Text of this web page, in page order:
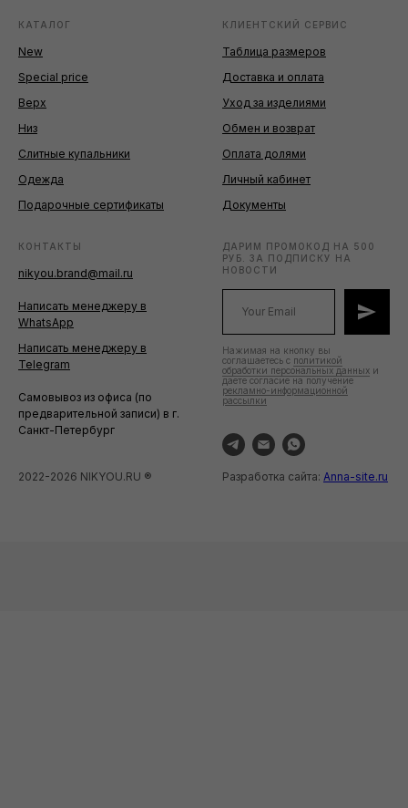
КАТАЛОГ
New
Special price
Верх
Низ
Слитные купальники
Одежда
Подарочные сертификаты
КЛИЕНТСКИЙ СЕРВИС
Таблица размеров
Доставка и оплата
Уход за изделиями
Обмен и возврат
Оплата долями
Личный кабинет
Документы
КОНТАКТЫ
nikyou.brand@mail.ru
Написать менеджеру в
WhatsApp
Написать менеджеру в
Telegram
Самовывоз из офиса (по
предварительной записи) в г.
Санкт-Петербург
ДАРИМ ПРОМОКОД НА 500
РУБ. ЗА ПОДПИСКУ НА
НОВОСТИ
Нажимая на кнопку вы
соглашаетесь с политикой
обработки персональных данных и
даете согласие на получение
рекламно-информационной
рассылки
2022-2026 NIKYOU.RU ® Разработка сайта: Anna-site.ru